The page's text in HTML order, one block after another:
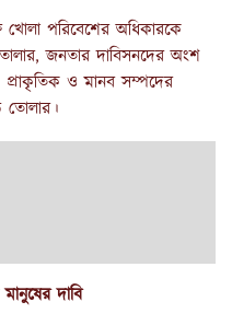
পরিবেশের অধিকারকে
জনতার দাবিসনদের অংশ
ও মানব সম্পদের
দাবি